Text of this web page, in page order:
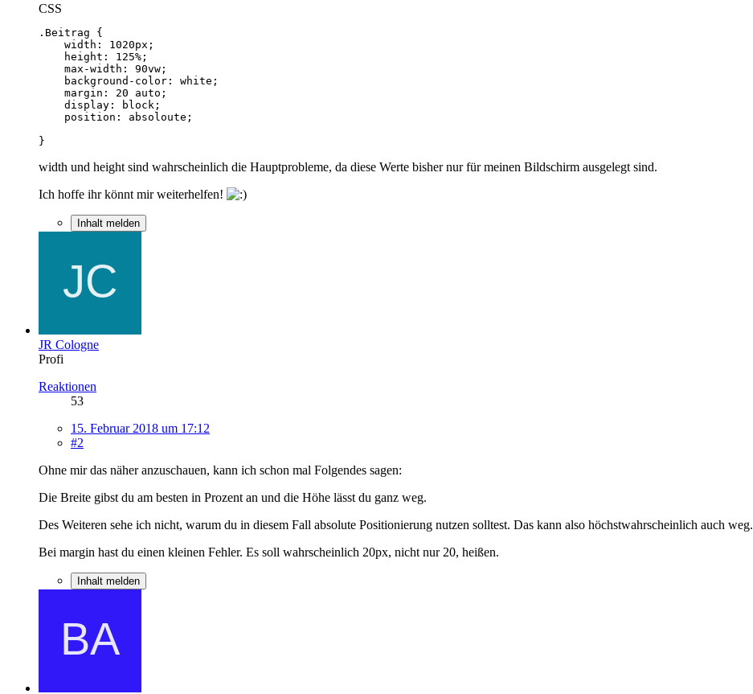
CSS
}
width und height sind wahrscheinlich die Hauptprobleme, da diese Werte bisher nur für meinen Bildschirm ausgelegt sind.
Ich hoffe ihr könnt mir weiterhelfen!
Inhalt melden
JR Cologne
Profi
Reaktionen
53
15. Februar 2018 um 17:12
#2
Ohne mir das näher anzuschauen, kann ich schon mal Folgendes sagen:
Die Breite gibst du am besten in Prozent an und die Höhe lässt du ganz weg.
Des Weiteren sehe ich nicht, warum du in diesem Fall absolute Positionierung nutzen solltest. Das kann also höchstwahrscheinlich auch weg.
Bei margin hast du einen kleinen Fehler. Es soll wahrscheinlich 20px, nicht nur 20, heißen.
Inhalt melden